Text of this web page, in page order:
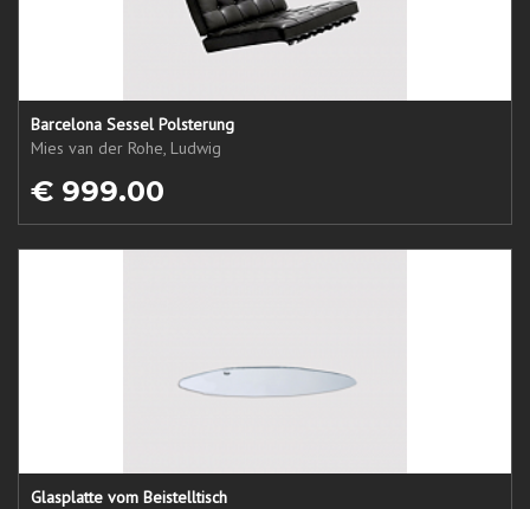
Barcelona Sessel Polsterung
Mies van der Rohe, Ludwig
€ 999.00
Glasplatte vom Beistelltisch